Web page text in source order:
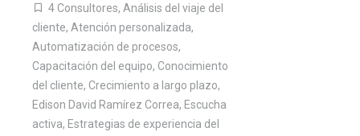
4 Consultores, Análisis del viaje del
cliente, Atención personalizada,
Automatización de procesos,
Capacitación del equipo, Conocimiento
del cliente, Crecimiento a largo plazo,
Edison David Ramírez Correa, Escucha
activa, Estrategias de experiencia del